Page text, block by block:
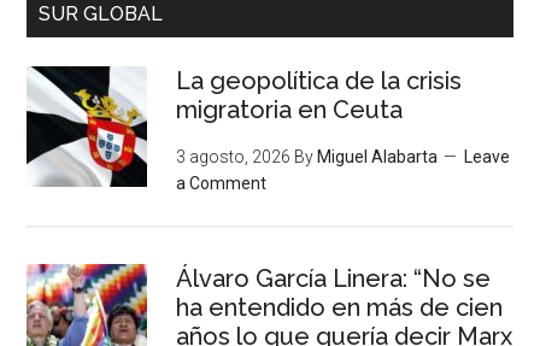
SUR GLOBAL
La geopolítica de la crisis
migratoria en Ceuta
3 agosto, 2026 By Miguel Alabarta
Leave
a Comment
Álvaro García Linera: “No se
ha entendido en más de cien
años lo que quería decir Marx